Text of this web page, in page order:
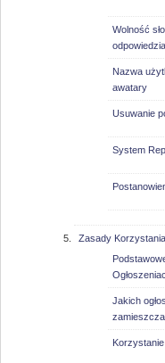
Wolność
Nazwa
awatary
Usuwanie
System
Zasady
Jakich